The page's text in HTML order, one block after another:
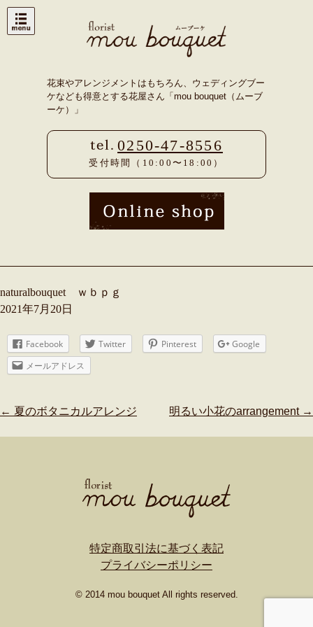
Skip
花束やアレンジメントはもちろん、ウェディングブー
ケなども得意とする花屋さん「mou bouquet（ムーブ
ーケ）」
0250-47-8556
受付時間（10:00〜18:00）
naturalbouquet ｗｂｐｇ
2021年7月20日
Facebook Twitter Pinterest
Google
メールアドレス
Post
← 夏のボタニカルアレンジ 明るい小花のarrangement →
特定商取引法に基づく表記
プライバシーポリシー
© 2014 mou bouquet All rights reserved.